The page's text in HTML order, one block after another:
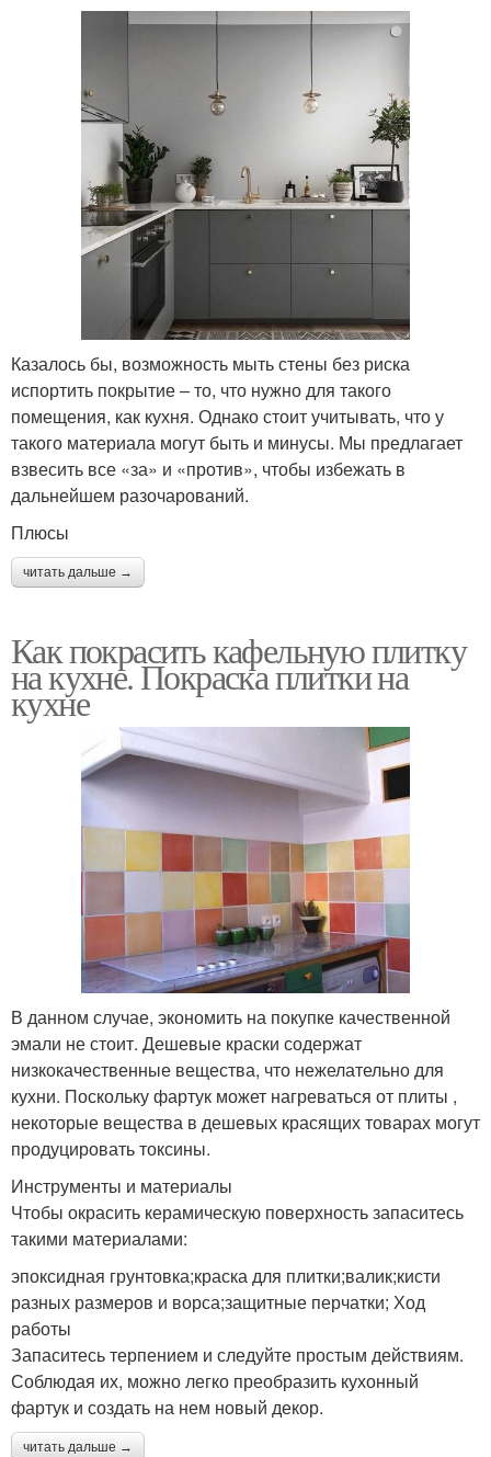
Казалось бы, возможность мыть стены без риска
испортить покрытие – то, что нужно для такого
помещения, как кухня. Однако стоит учитывать, что у
такого материала могут быть и минусы. Мы предлагает
взвесить все «за» и «против», чтобы избежать в
дальнейшем разочарований.
Плюсы
читать дальше →
Как покрасить кафельную плитку
на кухне. Покраска плитки на
кухне
В данном случае, экономить на покупке качественной
эмали не стоит. Дешевые краски содержат
низкокачественные вещества, что нежелательно для
кухни. Поскольку фартук может нагреваться от плиты ,
некоторые вещества в дешевых красящих товарах могут
продуцировать токсины.
Инструменты и материалы
Чтобы окрасить керамическую поверхность запаситесь
такими материалами:
эпоксидная грунтовка;краска для плитки;валик;кисти
разных размеров и ворса;защитные перчатки; Ход
работы
Запаситесь терпением и следуйте простым действиям.
Соблюдая их, можно легко преобразить кухонный
фартук и создать на нем новый декор.
читать дальше →